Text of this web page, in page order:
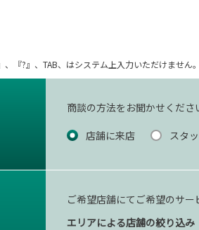
『?』、TAB、はシステム上入力いただけません
商談の方法をお聞かせくださ
店舗に来店
スタ
ご希望店舗にてご希望のサー
エリアによる店舗の絞り込み